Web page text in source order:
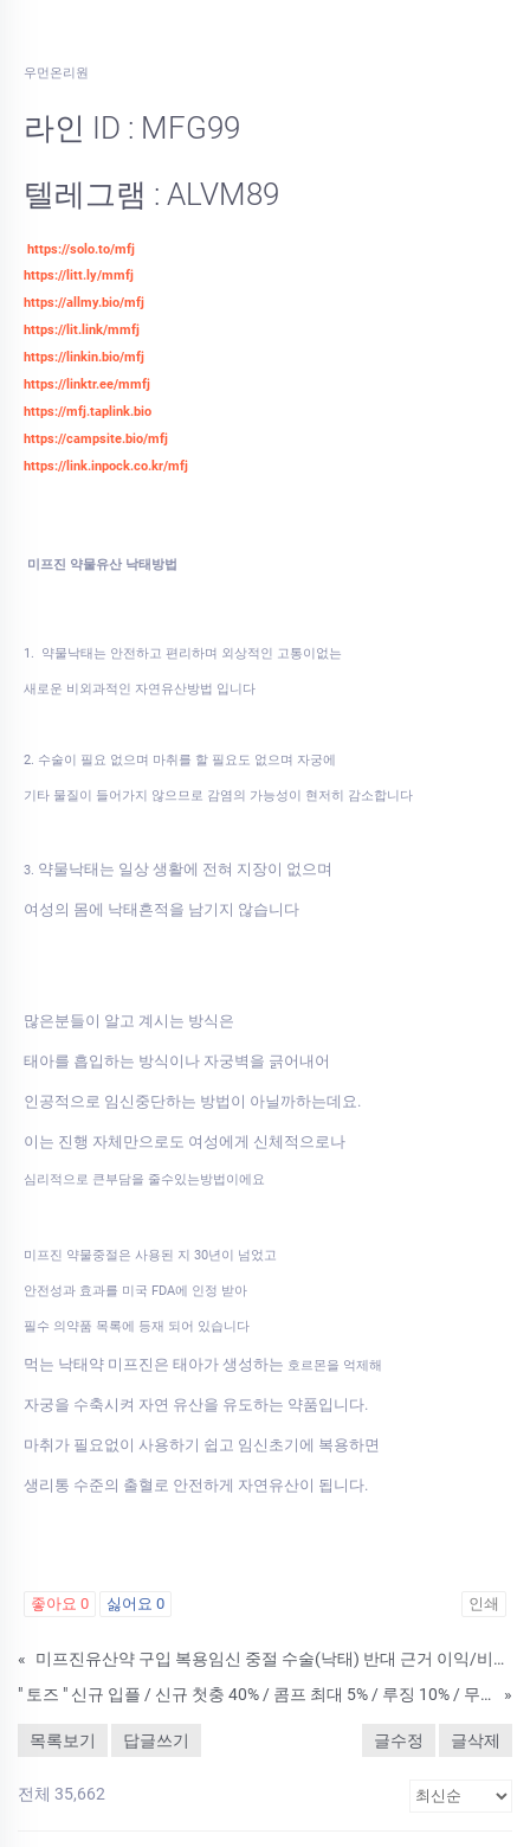
우먼온리원
라인 ID : MFG99
텔레그램 : ALVM89
https://solo.to/mfj
https://litt.ly/mmfj
https://allmy.bio/mfj
https://lit.link/mmfj
https://linkin.bio/mfj
https://linktr.ee/mmfj
https://mfj.taplink.bio
https://campsite.bio/mfj
https://link.inpock.co.kr/mfj
미프진 약물유산 낙태방법
1. 약물낙태는 안전하고 편리하며 외상적인 고통이없는
새로운 비외과적인 자연유산방법 입니다
2. 수술이 필요 없으며 마취를 할 필요도 없으며 자궁에
기타 물질이 들어가지 않으므로 감염의 가능성이 현저히 감소합니다
3. 약물낙태는 일상 생활에 전혀 지장이 없으며
여성의 몸에 낙태흔적을 남기지 않습니다
많은분들이 알고 계시는 방식은
태아를 흡입하는 방식이나 자궁벽을 긁어내어
인공적으로 임신중단하는 방법이 아닐까하는데요.
이는 진행 자체만으로도 여성에게 신체적으로나
심리적으로 큰부담을 줄수있는방법이에요
미프진 약물중절은 사용된 지 30년이 넘었고
안전성과 효과를 미국 FDA에 인정 받아
필수 의약품 목록에 등재 되어 있습니다
먹는 낙태약 미프진은 태아가 생성하는 호르몬을 억제해
자궁을 수축시켜 자연 유산을 유도하는 약품입니다.
마취가 필요없이 사용하기 쉽고 임신초기에 복용하면
생리통 수준의 출혈로 안전하게 자연유산이 됩니다.
좋아요 0 싫어요 0 인쇄
«
미프진유산약 구입 복용임신 중절 수술(낙태) 반대 근거 이익/비용 낙태약복용피임임신초기자연낙태약약물낙태 에 따른 주의사항임신초기유산되는약성분 복용후주의사항
" 토즈 " 신규 입플 / 신규 첫충 40% / 콤프 최대 5% / 루징 10% / 무제재
»
목록보기 답글쓰기 글수정 글삭제
전체 35,662